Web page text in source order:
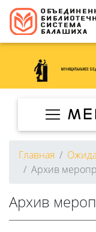
Главная
Архив
Архив